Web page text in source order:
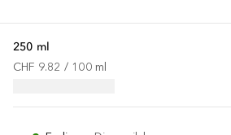
250 ml
CHF 9.82 / 100 ml